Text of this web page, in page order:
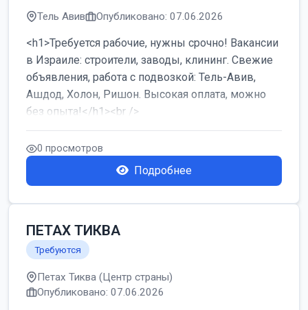
Тель Авив Опубликовано: 07.06.2026
<h1>Требуется рабочие, нужны срочно! Вакансии
в Израиле: строители, заводы, клининг. Свежие
объявления, работа с подвозкой: Тель-Авив,
Ашдод, Холон, Ришон. Высокая оплата, можно
без опыта!</h1><br />
...
0 просмотров
Подробнее
ПЕТАХ ТИКВА
Требуются
Петах Тиква (Центр страны)
Опубликовано: 07.06.2026